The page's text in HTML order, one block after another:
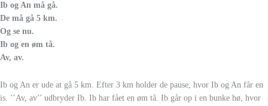
Ib og An må gå.
De må gå 5 km.
Og se nu.
Ib og en øm tå.
Av, av.
Ib og An er ude at gå 5 km. Efter 3 km holder de pause, hvor Ib og An får en
is. ’’Av, av’’ udbryder Ib. Ib har fået en øm tå. Ib går op i en bunke hø, hvor